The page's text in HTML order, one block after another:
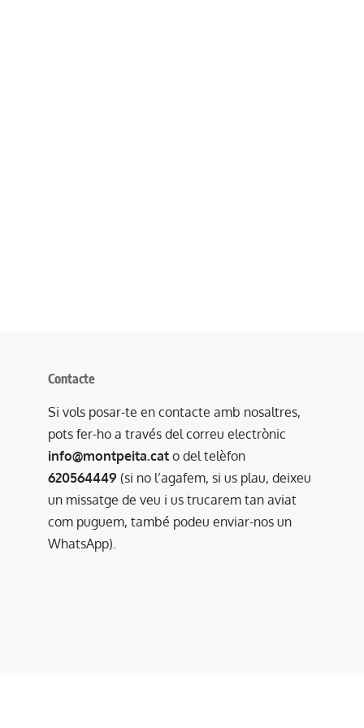
Contacte
Si vols posar-te en contacte amb nosaltres,
pots fer-ho a través del correu electrònic
info@montpeita.cat o del telèfon
620564449 (si no l’agafem, si us plau, deixeu
un missatge de veu i us trucarem tan aviat
com puguem, també podeu enviar-nos un
WhatsApp).